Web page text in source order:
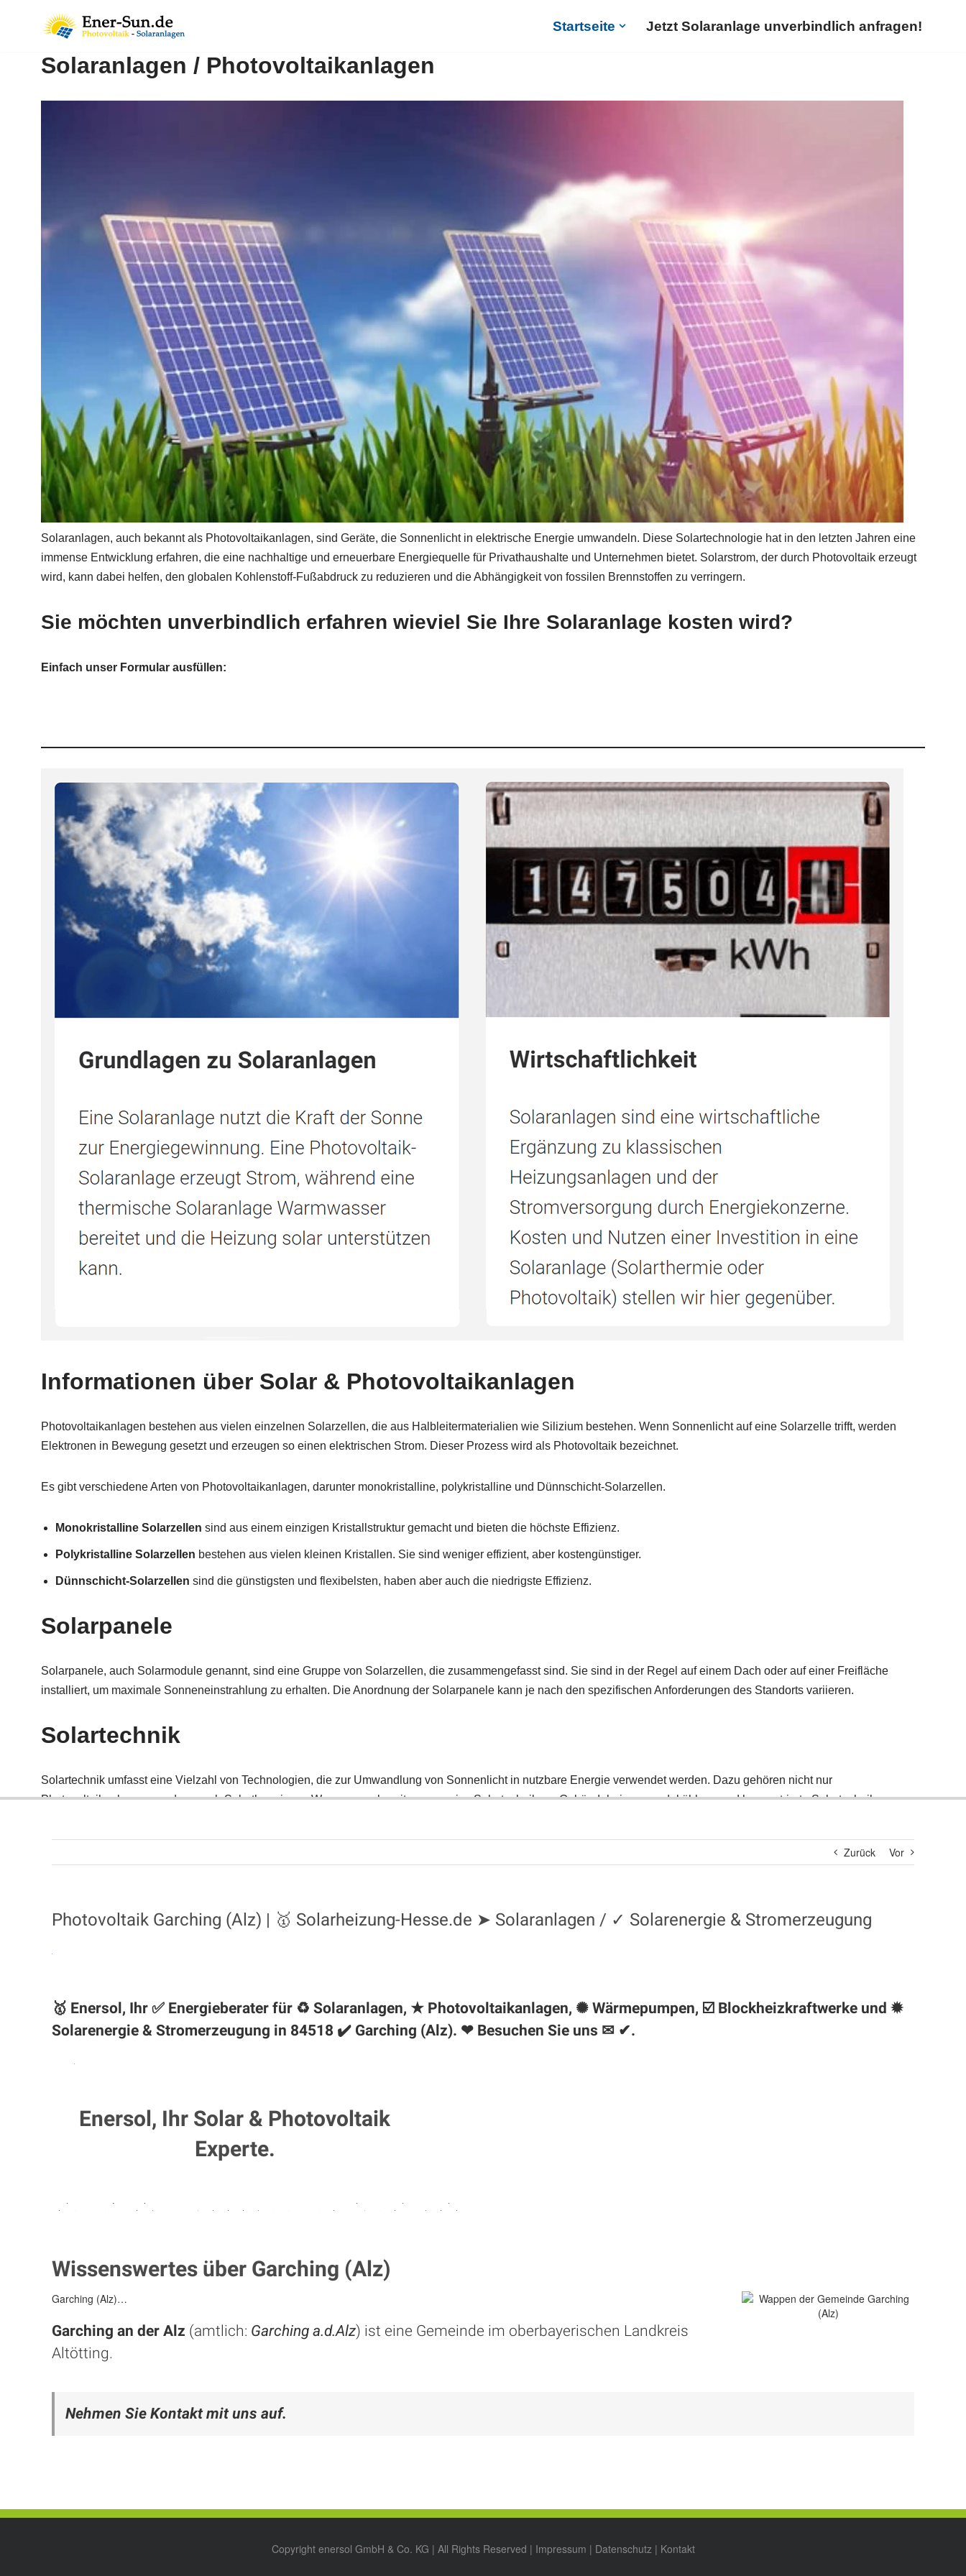
Zurück Vor
Photovoltaik Garching (Alz) | 🥇 Solarheizung-Hesse.de ➤ Solaranlagen / ✓ Solarenergie & Stromerzeugung
🥇 Enersol, Ihr ✅ Energieberater für ♻ Solaranlagen, ★ Photovoltaikanlagen, ✺ Wärmepumpen, ☑️ Blockheizkraftwerke und ✹
Solarenergie & Stromerzeugung in 84518 ✔️ Garching (Alz). ❤ Besuchen Sie uns ✉ ✔.
Enersol, Ihr Solar & Photovoltaik
Experte.
Wissenswertes über Garching (Alz)
Garching (Alz)…
Garching an der Alz (amtlich: Garching a.d.Alz) ist eine Gemeinde im oberbayerischen Landkreis
Altötting.
Nehmen Sie Kontakt mit uns auf.
Copyright enersol GmbH & Co. KG | All Rights Reserved | Impressum | Datenschutz| Kontakt